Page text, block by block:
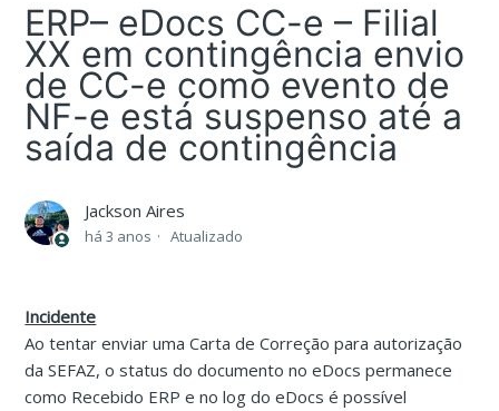
ERP– eDocs CC-e – Filial
XX em contingência envio
de CC-e como evento de
NF-e está suspenso até a
saída de contingência
Jackson Aires
há 3 anos Atualizado
Incidente
Ao tentar enviar uma Carta de Correção para autorização
da SEFAZ, o status do documento no eDocs permanece
como Recebido ERP e no log do eDocs é possível